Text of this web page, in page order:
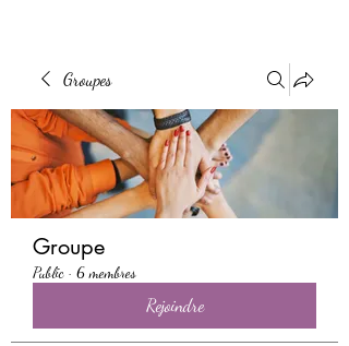
Groupes
Groupe
Public · 6 membres
Rejoindre